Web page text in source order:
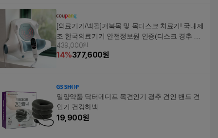
[의료기기/넥필]거북목 및 목디스크 치료기! 국내제
조 한국의료기기 안전정보원 인증(디스크 경추 추
간판탈출증치료목적), 1개
439,000원
14%377,600원
일양약품 닥터메디프 목견인기 경추 견인 밴드 견
인기 건강하넥
19,900원